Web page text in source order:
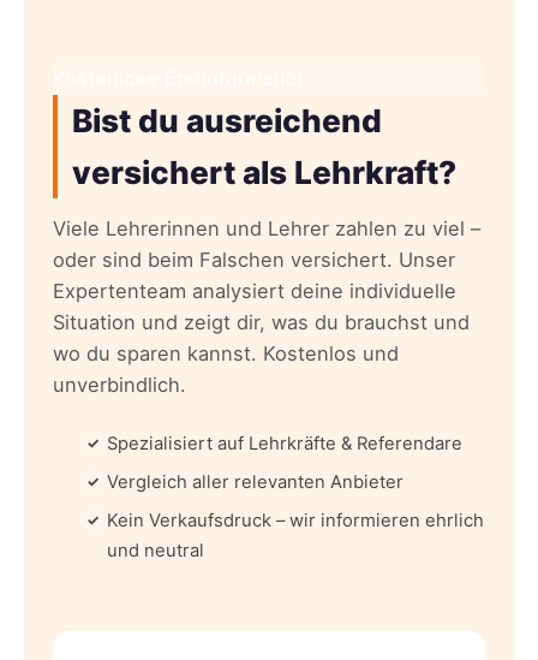
Bist du ausreichend
versichert als Lehrkraft?
Viele Lehrerinnen und Lehrer zahlen zu viel –
oder sind beim Falschen versichert. Unser
Expertenteam analysiert deine individuelle
Situation und zeigt dir, was du brauchst und
wo du sparen kannst. Kostenlos und
unverbindlich.
✓ Spezialisiert auf Lehrkräfte & Referendare
✓ Vergleich aller relevanten Anbieter
✓ Kein Verkaufsdruck – wir informieren ehrlich
und neutral